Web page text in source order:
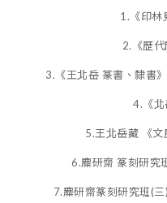
1.《印林
2.《歷代
3.《王北岳 篆書、隸書
4.《北
5.王北岳藏 《
6.麋研齋 篆刻研究
7.麋研齋篆刻研究班(